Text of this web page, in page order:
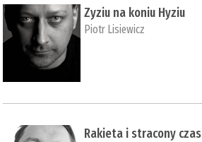
Zyziu na koniu Hyziu
Piotr Lisiewicz
Rakieta i stracony czas